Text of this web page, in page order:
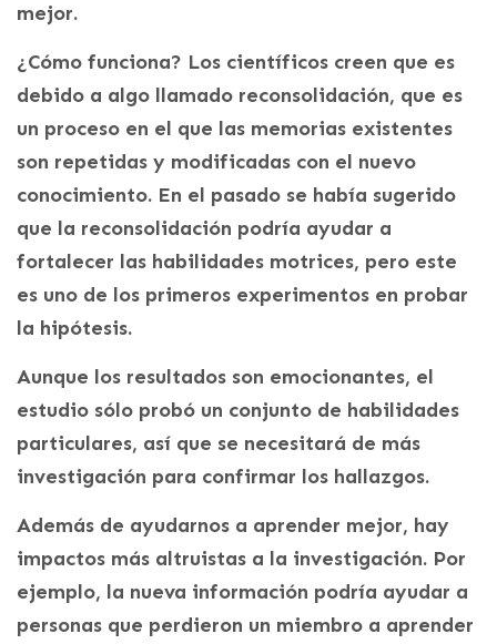
mejor.
¿Cómo funciona? Los científicos creen que es
debido a algo llamado reconsolidación, que es
un proceso en el que las memorias existentes
son repetidas y modificadas con el nuevo
conocimiento. En el pasado se había sugerido
que la reconsolidación podría ayudar a
fortalecer las habilidades motrices, pero este
es uno de los primeros experimentos en probar
la hipótesis.
Aunque los resultados son emocionantes, el
estudio sólo probó un conjunto de habilidades
particulares, así que se necesitará de más
investigación para confirmar los hallazgos.
Además de ayudarnos a aprender mejor, hay
impactos más altruistas a la investigación. Por
ejemplo, la nueva información podría ayudar a
personas que perdieron un miembro a aprender